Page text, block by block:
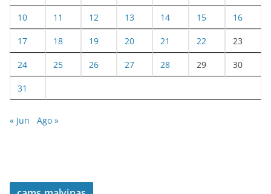
10 11 12 13 14 15 16
17 18 19 20 21 22 23
24 25 26 27 28 29 30
31
« Jun Ago »